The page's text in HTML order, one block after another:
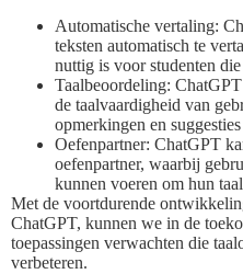
Automatische vertaling:
teksten automatisch te
nuttig is voor studenten
Taalbeoordeling:
de taalvaardigheid van
opmerkingen en
Oefenpartner: ChatGPT
oefenpartner, waarbij
kunnen voeren om hun
Met de voortdurende
ChatGPT, kunnen we in de
toepassingen verwachten die
verbeteren.